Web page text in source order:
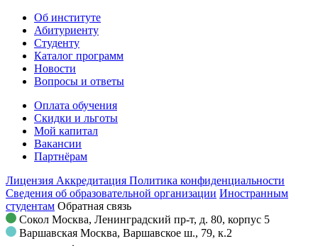
Об институте
Абитуриенту
Студенту
Каталог программ
Новости
Вопросы и ответы
Оплата обучения
Скидки и льготы
Мой капитал
Вакансии
Партнёрам
Лицензия Аккредитация Политика конфиденциальности
Сведения об образовательной организации Иностранным
студентам Обратная связь
Сокол Москва, Ленинградский пр-т, д. 80, корпус 5
Варшавская Москва, Варшавское ш., 79, к.2